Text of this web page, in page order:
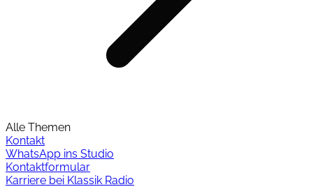
Alle Themen
Kontakt
WhatsApp ins Studio
Kontaktformular
Karriere bei Klassik Radio